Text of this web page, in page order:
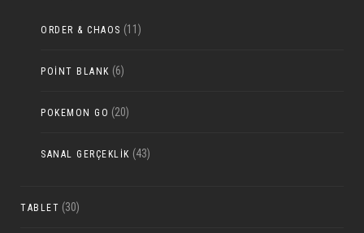
ORDER & CHAOS (11)
POINT BLANK (6)
POKEMON GO (20)
SANAL GERÇEKLIK (43)
TABLET (30)